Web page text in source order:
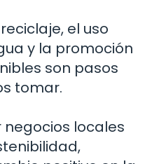
el uso
y la promoción
son pasos
tomar.
locales